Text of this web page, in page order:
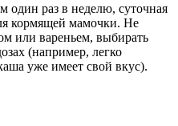
один раз в неделю, суточная
кормящей мамочки. Не
или вареньем, выбирать
(например, легко
уже имеет свой вкус).